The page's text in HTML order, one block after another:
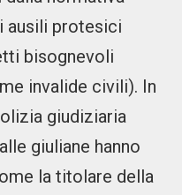
ausili protesici
bisognevoli
invalide civili). In
giudiziaria
giuliane hanno
la titolare della